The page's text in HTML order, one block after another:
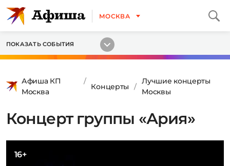
МОСКВА
ПОКАЗАТЬ СОБЫТИЯ
Афиша КП
Москва
Концерты
Лучшие концерты
Москвы
Концерт группы «Ария»
16+